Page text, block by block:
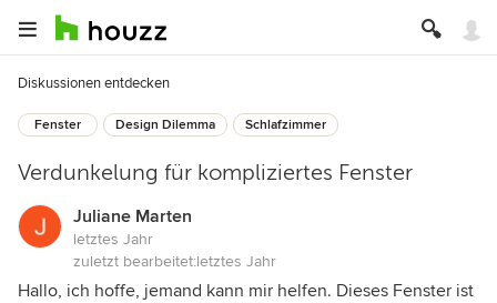
Diskussionen entdecken
Fenster Design Dilemma Schlafzimmer
Verdunkelung für kompliziertes Fenster
Juliane Marten
letztes Jahr
zuletzt bearbeitet:letztes Jahr
Hallo, ich hoffe, jemand kann mir helfen. Dieses Fenster ist